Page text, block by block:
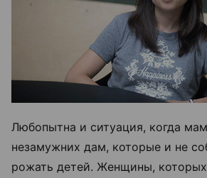
Любопытна и ситуация, когда
незамужних дам, которые и не
рожать детей. Женщины,